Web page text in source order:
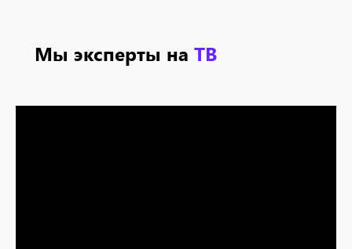
Мы эксперты на ТВ